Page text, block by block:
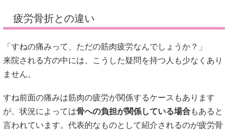
疲労骨折との違い
「すねの痛みって、ただの筋肉疲労なんでしょうか？」
来院される方の中には、こうした疑問を持つ人も少なくあり
ません。
すね前面の痛みは筋肉の疲労が関係するケースもあります
が、状況によっては骨への負担が関係している場合もあると
言われています。代表的なものとして紹介されるのが疲労骨